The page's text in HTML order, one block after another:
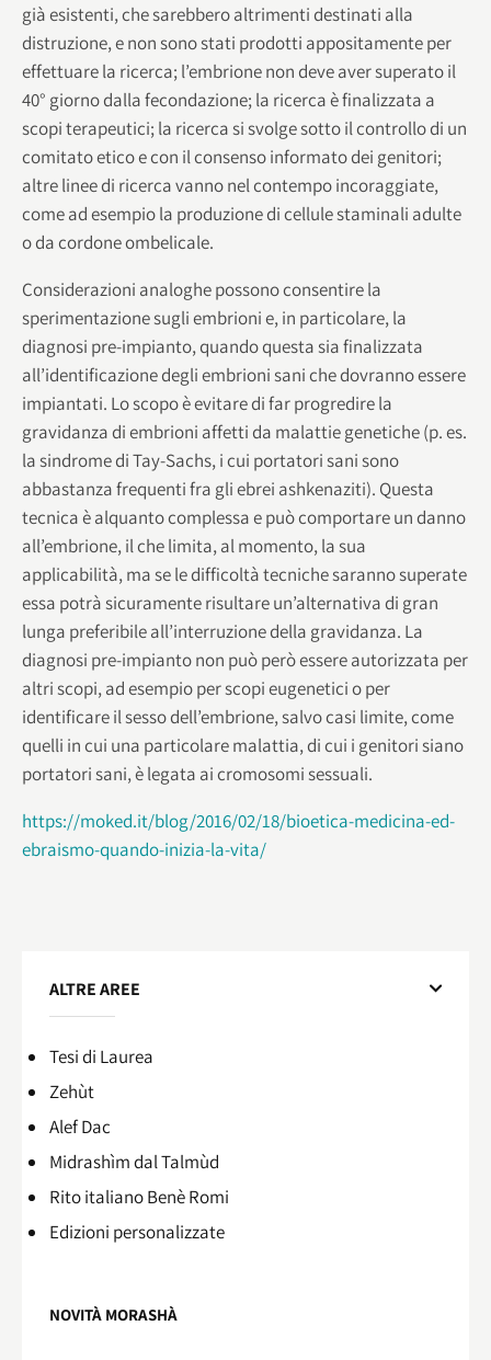
già esistenti, che sarebbero altrimenti destinati alla
distruzione, e non sono stati prodotti appositamente per
effettuare la ricerca; l’embrione non deve aver superato il
40° giorno dalla fecondazione; la ricerca è finalizzata a
scopi terapeutici; la ricerca si svolge sotto il controllo di un
comitato etico e con il consenso informato dei genitori;
altre linee di ricerca vanno nel contempo incoraggiate,
come ad esempio la produzione di cellule staminali adulte
o da cordone ombelicale.
Considerazioni analoghe possono consentire la
sperimentazione sugli embrioni e, in particolare, la
diagnosi pre-impianto, quando questa sia finalizzata
all’identificazione degli embrioni sani che dovranno essere
impiantati. Lo scopo è evitare di far progredire la
gravidanza di embrioni affetti da malattie genetiche (p. es.
la sindrome di Tay-Sachs, i cui portatori sani sono
abbastanza frequenti fra gli ebrei ashkenaziti). Questa
tecnica è alquanto complessa e può comportare un danno
all’embrione, il che limita, al momento, la sua
applicabilità, ma se le difficoltà tecniche saranno superate
essa potrà sicuramente risultare un’alternativa di gran
lunga preferibile all’interruzione della gravidanza. La
diagnosi pre-impianto non può però essere autorizzata per
altri scopi, ad esempio per scopi eugenetici o per
identificare il sesso dell’embrione, salvo casi limite, come
quelli in cui una particolare malattia, di cui i genitori siano
portatori sani, è legata ai cromosomi sessuali.
https://moked.it/blog/2016/02/18/bioetica-medicina-ed-
ebraismo-quando-inizia-la-vita/
ALTRE AREE
Tesi di Laurea
Zehùt
Alef Dac
Midrashìm dal Talmùd
Rito italiano Benè Romi​
Edizioni personalizzate
NOVITÀ MORASHÀ